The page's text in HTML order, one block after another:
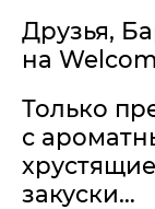
Друзья,
на
Только
с
закуски…